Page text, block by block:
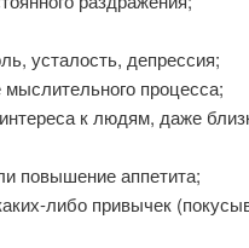
усталость, депрессия;
процесса;
к людям, даже
повышение аппетита;
либо привычек